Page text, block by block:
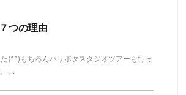
つの理由
(^^)もちろんハリポタスタジオツアーも行っ
...